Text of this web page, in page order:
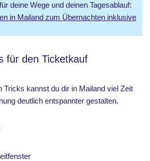
deine Wege und deinen Tagesablauf:
in Mailand zum Übernachten inklusive
für den Ticketkauf
Tricks kannst du dir in Mailand viel Zeit
deutlich entspannter gestalten.